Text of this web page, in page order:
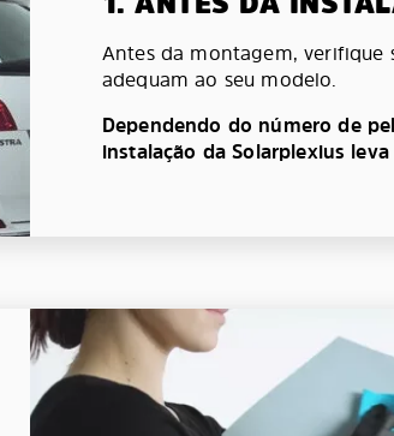
Antes da montagem, verifique
adequam ao seu modelo.
Dependendo do número de
instalação da Solarplexius